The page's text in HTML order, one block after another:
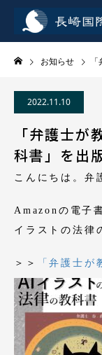
お知らせ
2022.11.10
「弁護士
科書」を出
こんにちは。弁
Amazonの電子
イラストの法律
＞＞ 「弁護士